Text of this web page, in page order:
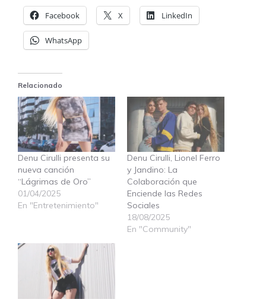
Facebook X LinkedIn
WhatsApp
Relacionado
Denu Cirulli presenta su
nueva canción
“Lágrimas de Oro”
01/04/2025
En "Entretenimiento"
Denu Cirulli, Lionel Ferro
y Jandino: La
Colaboración que
Enciende las Redes
Sociales
18/08/2025
En "Community"